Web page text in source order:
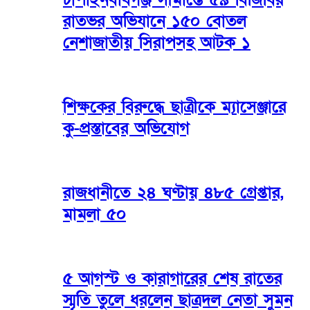
রাতভর অভিযানে ১৫০ বোতল
নেশাজাতীয় সিরাপসহ আটক ১
শিক্ষকের বিরুদ্ধে ছাত্রীকে ম্যাসেঞ্জারে
কু-প্রস্তাবের অভিযোগ
রাজধানীতে ২৪ ঘণ্টায় ৪৮৫ গ্রেপ্তার,
মামলা ৫০
৫ আগস্ট ও কারাগারের শেষ রাতের
স্মৃতি তুলে ধরলেন ছাত্রদল নেতা সুমন